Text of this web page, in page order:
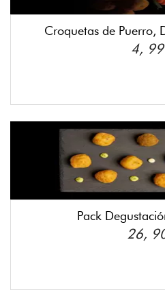
Croquetas de Puerro,
4,
Pack
26,